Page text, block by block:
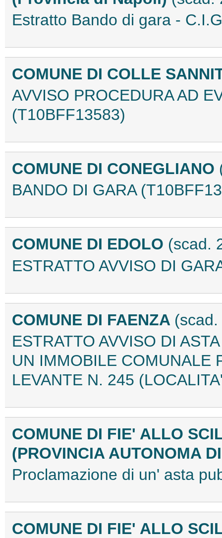
Estratto Bando di gara -
COMUNE DI COLLE
AVVISO PROCEDURA AD
(T10BFF13583)
COMUNE DI CONEGLIANO
BANDO DI GARA
COMUNE DI EDOLO (scad.
ESTRATTO AVVISO DI
COMUNE DI FAENZA
ESTRATTO AVVISO DI
UN IMMOBILE COMUNALE
LEVANTE N. 245
COMUNE DI FIE' ALLO
(PROVINCIA AUTONOMA
Proclamazione di un' asta
COMUNE DI FIE' ALLO